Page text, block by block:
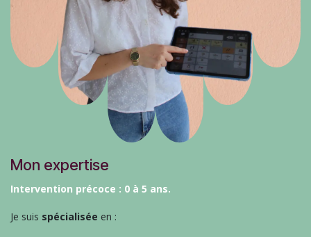
Mon expertise
Intervention précoce : 0 à 5 ans.
Je suis spécialisée en :